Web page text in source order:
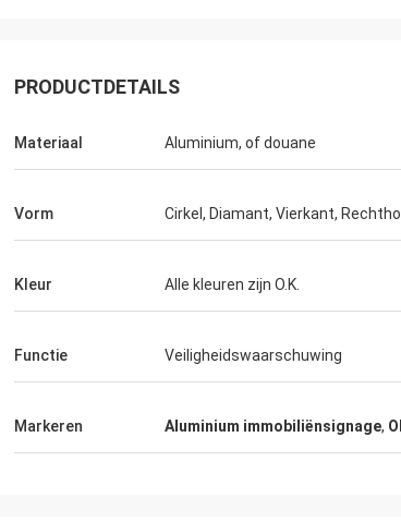
Achtervolg Maccini
nodig heb
werk
PRODUCTDETAILS
Materiaal Aluminium, of douane
Vorm Cirkel, Diamant, Vierkant,
Kleur Alle kleuren zijn O.K.
Functie Veiligheidswaarschuwing
Markeren Aluminium immobiliënsignage,